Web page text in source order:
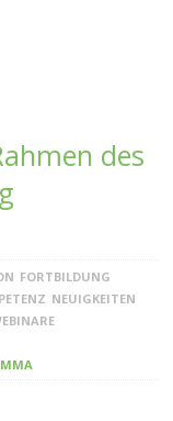
des
FORTBILDUNG
NEUIGKEITEN